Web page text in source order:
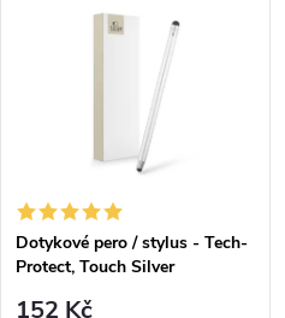
ů
Dotykové pero / stylus - Tech-
Protect, Touch Silver
152 Kč